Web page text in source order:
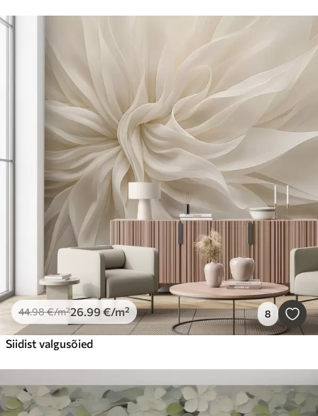
44.98€/m²26.99 €/m² 8
Siidist valgusõied